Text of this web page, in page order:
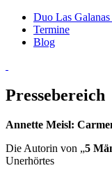
Duo Las
Termine
Blog
Pressebereich
Annette Meisl:
Die Autorin von „5
Unerhörtes